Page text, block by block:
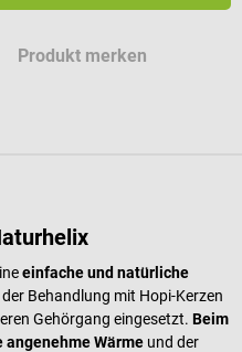
Produkt merken
einfache und natürliche
Behandlung mit Hopi-Kerzen
Gehörgang eingesetzt. Beim
Wärme und der